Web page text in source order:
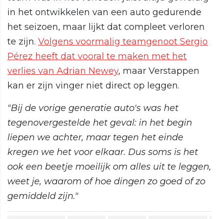
in het ontwikkelen van een auto gedurende
het seizoen, maar lijkt dat compleet verloren
te zijn. Volgens voormalig teamgenoot Sergio
Pérez heeft dat vooral te maken met het
verlies van Adrian Newey, maar Verstappen
kan er zijn vinger niet direct op leggen.
"Bij de vorige generatie auto's was het
tegenovergestelde het geval: in het begin
liepen we achter, maar tegen het einde
kregen we het voor elkaar. Dus soms is het
ook een beetje moeilijk om alles uit te leggen,
weet je, waarom of hoe dingen zo goed of zo
gemiddeld zijn."